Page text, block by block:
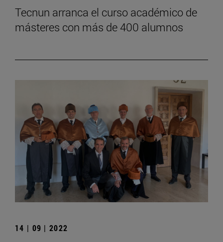
Tecnun arranca el curso académico de
másteres con más de 400 alumnos
14 | 09 | 2022